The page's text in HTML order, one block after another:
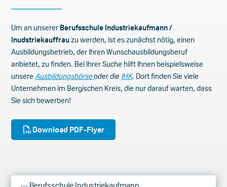
Um an unserer Berufsschule Industriekaufmann /
Inudstriekauffrauzu werden, ist es zunächst nötig, einen
Ausbildungsbetrieb, der Ihren Wunschausbildungsberuf
anbietet, zu finden. Bei Ihrer Suche hilft Ihnen beispielsweise
unsereAusbildungsbörseoder die IHK. Dort finden Sie viele
Unternehmen im Bergischen Kreis, die nur darauf warten, dass
Sie sich bewerben!
Download PDF-Flyer